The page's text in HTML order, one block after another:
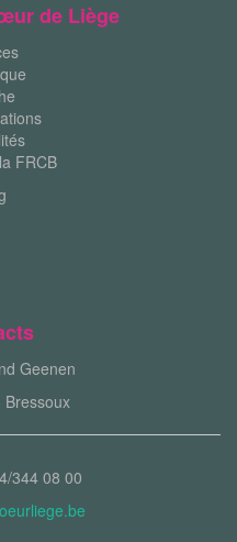
de Liège
FRCB
Geenen
344 08 00